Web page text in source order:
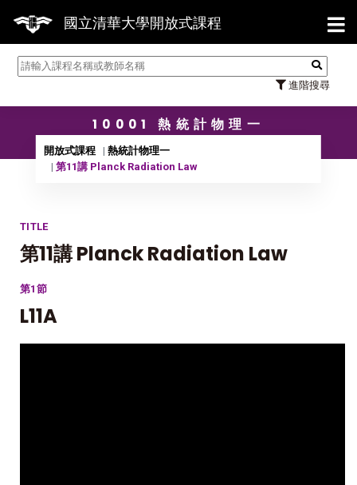
國立清華大學開放式課程
進階搜尋
【
10001 熱統計物理一
開放式課程
熱統計物理一
第11講 Planck Radiation Law
TITLE
第11講 Planck Radiation Law
第1節
L11A